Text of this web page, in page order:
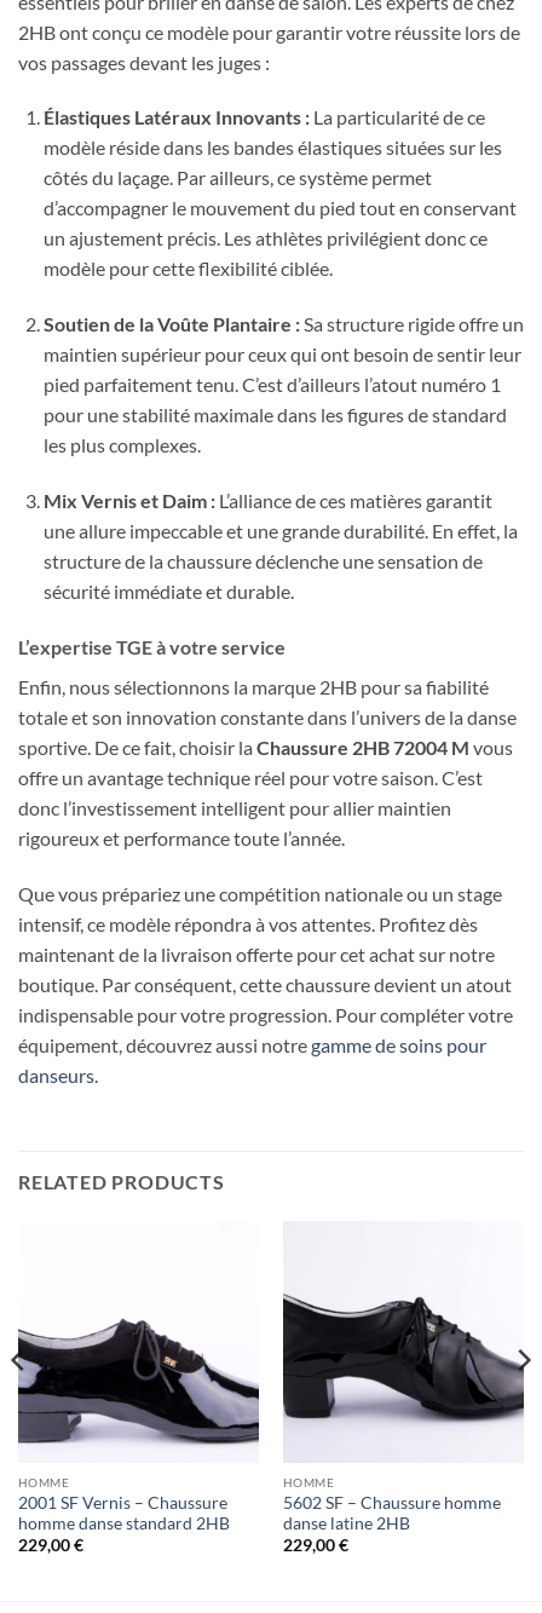
2HB ont conçu ce modèle pour garantir votre réussite lors de
vos passages devant les juges :
Élastiques Latéraux Innovants :La particularité de ce
modèle réside dans les bandes élastiques situées sur les
côtés du laçage. Par ailleurs, ce système permet
d’accompagner le mouvement du pied tout en conservant
un ajustement précis. Les athlètes privilégient donc ce
modèle pour cette flexibilité ciblée.
Soutien de la Voûte Plantaire :Sa structure rigide offre un
maintien supérieur pour ceux qui ont besoin de sentir leur
pied parfaitement tenu. C’est d’ailleurs l’atout numéro 1
pour une stabilité maximale dans les figures de standard
les plus complexes.
Mix Vernis et Daim :L’alliance de ces matières garantit
une allure impeccable et une grande durabilité. En effet, la
structure de la chaussure déclenche une sensation de
sécurité immédiate et durable.
L’expertise TGE à votre service
Enfin, nous sélectionnons la marque 2HB pour sa fiabilité
totale et son innovation constante dans l’univers de la danse
sportive. De ce fait, choisir la Chaussure 2HB 72004 M vous
offre un avantage technique réel pour votre saison. C’est
donc l’investissement intelligent pour allier maintien
rigoureux et performance toute l’année.
Que vous prépariez une compétition nationale ou un stage
intensif, ce modèle répondra à vos attentes. Profitez dès
maintenant de la livraison offerte pour cet achat sur notre
boutique. Par conséquent, cette chaussure devient un atout
indispensable pour votre progression. Pour compléter votre
équipement, découvrez aussi notregamme de soins pour
danseurs
RELATED PRODUCTS
HOMME
2001 SF Vernis – Chaussure
homme danse standard 2HB
229,00€
HOMME
5602 SF – Chaussure homme
danse latine 2HB
229,00€